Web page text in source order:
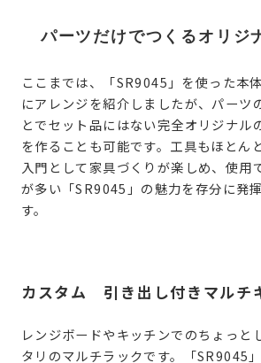
パーツだけでつくるオリジ
ここまでは、「SR9045」を使った本
にアレンジを紹介しましたが、パーツ
とでセット品にはない完全オリジナル
を作ることも可能です。工具もほとん
入門として家具づくりが楽しめ、使用
が多い「SR9045」の魅力を存分に発
す。
カスタム 引き出し付きマルチ
レンジボードやキッチンでのちょっと
タリのマルチラックです。「SR9045